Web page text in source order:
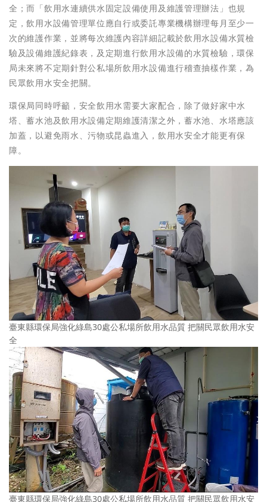
全；而「飲用水連續供水固定設備使用及維護管理辦法」也規
定，飲用水設備管理單位應自行或委託專業機構辦理每月至少一
次的維護作業，並將每次維護內容詳細記載於飲用水設備水質檢
驗及設備維護紀錄表，及定期進行飲用水設備的水質檢驗，環保
局未來將不定期針對公私場所飲用水設備進行稽查抽樣作業，為
民眾飲用水安全把關。
環保局同時呼籲，安全飲用水需要大家配合，除了做好家中水
塔、蓄水池及飲用水設備定期維護清潔之外，蓄水池、水塔應該
加蓋，以避免雨水、污物或昆蟲進入，飲用水安全才能更有保
障。
臺東縣環保局強化綠島30處公私場所飲用水品質 把關民眾飲用水安
全
臺東縣環保局強化綠島30處公私場所飲用水品質 把關民眾飲用水安